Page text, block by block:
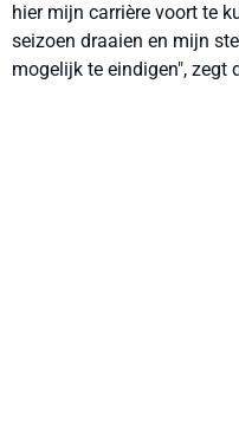
hier mijn carrière voort te
seizoen draaien en mijn
mogelijk te eindigen", zegt